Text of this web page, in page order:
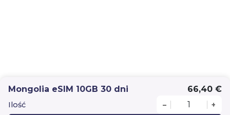
Mongolia eSIM 10GB 30 dni 66,40 €
Ilość – +